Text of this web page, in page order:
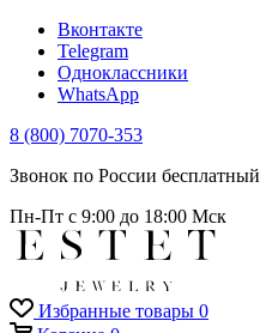
Вконтакте
Telegram
Одноклассники
WhatsApp
8 (800) 7070-353
Звонок по России бесплатный
Пн-Пт с 9:00 до 18:00 Мск
Избранные товары 0